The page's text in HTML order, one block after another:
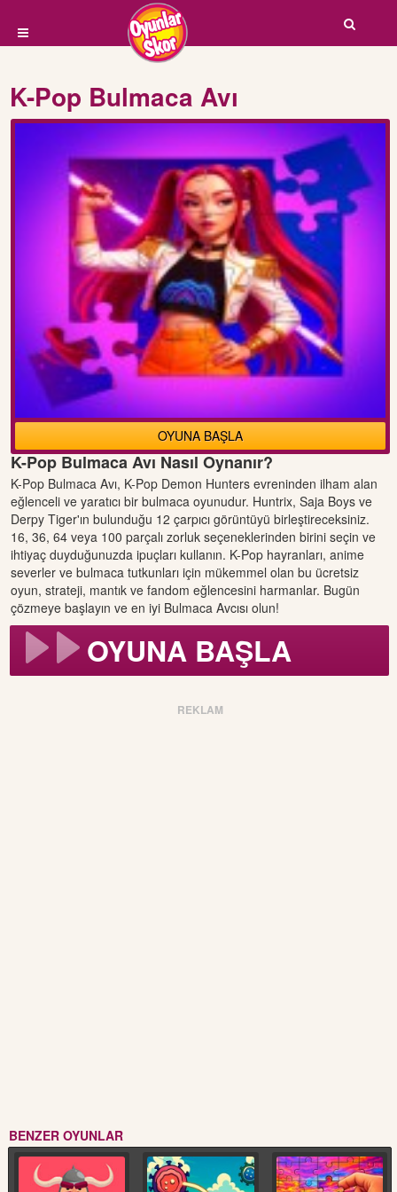
K-Pop Bulmaca Avı
OYUNA BAŞLA
K-Pop Bulmaca Avı Nasıl Oynanır?
K-Pop Bulmaca Avı, K-Pop Demon Hunters evreninden ilham alan
eğlenceli ve yaratıcı bir bulmaca oyunudur. Huntrix, Saja Boys ve
Derpy Tiger'ın bulunduğu 12 çarpıcı görüntüyü birleştireceksiniz.
16, 36, 64 veya 100 parçalı zorluk seçeneklerinden birini seçin ve
ihtiyaç duyduğunuzda ipuçları kullanın. K-Pop hayranları, anime
severler ve bulmaca tutkunları için mükemmel olan bu ücretsiz
oyun, strateji, mantık ve fandom eğlencesini harmanlar. Bugün
çözmeye başlayın ve en iyi Bulmaca Avcısı olun!
OYUNA BAŞLA
REKLAM
BENZER OYUNLAR